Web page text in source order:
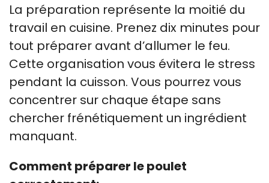
La préparation représente la moitié du
travail en cuisine. Prenez dix minutes pour
tout préparer avant d’allumer le feu.
Cette organisation vous évitera le stress
pendant la cuisson. Vous pourrez vous
concentrer sur chaque étape sans
chercher frénétiquement un ingrédient
manquant.
Comment préparer le poulet